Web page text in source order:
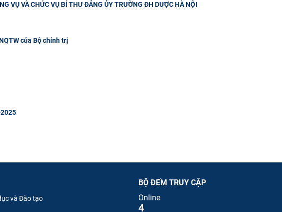
VỤ VÀ CHỨC VỤ BÍ THƯ ĐẢNG ỦY TRƯỜNG ĐH DƯỢC HÀ NỘI
của Bộ chính trị
và Đào tạo
BỘ ĐẾM TRUY CẬP
Online
4